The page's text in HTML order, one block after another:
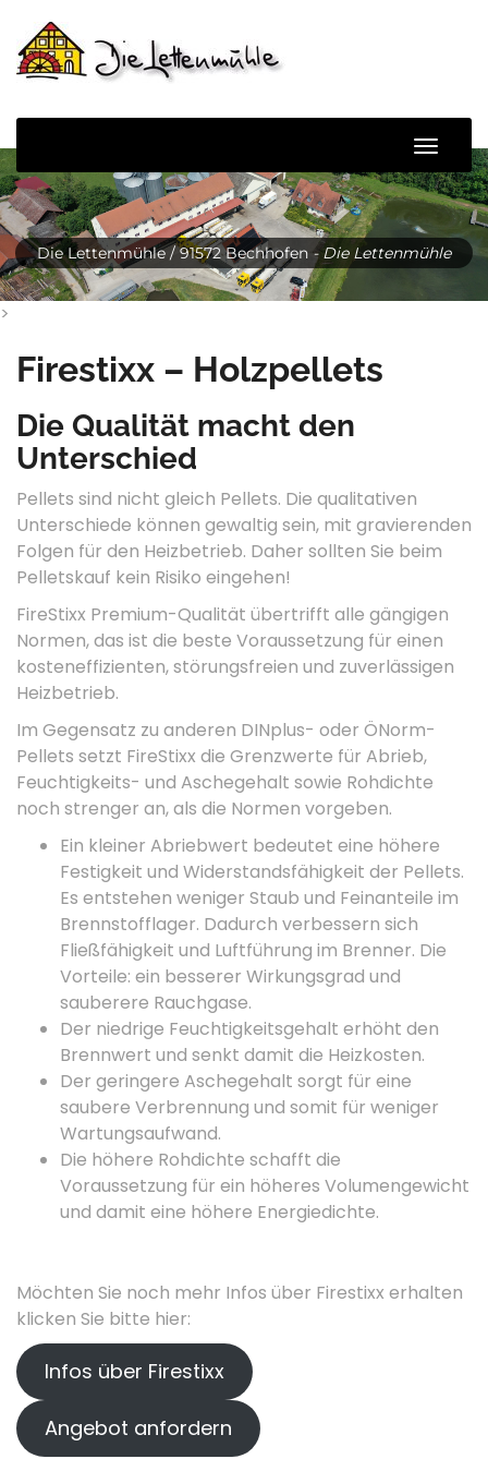
Inhalt
springen
Die Lettenmühle / 91572 Bechhofen - Die Lettenmühle
>
Firestixx – Holzpellets
Die Qualität macht den
Unterschied
Pellets sind nicht gleich Pellets. Die qualitativen
Unterschiede können gewaltig sein, mit gravierenden
Folgen für den Heizbetrieb. Daher sollten Sie beim
Pelletskauf kein Risiko eingehen!
FireStixx Premium-Qualität übertrifft alle gängigen
Normen, das ist die beste Voraussetzung für einen
kosteneffizienten, störungsfreien und zuverlässigen
Heizbetrieb.
Im Gegensatz zu anderen DINplus- oder ÖNorm-
Pellets setzt FireStixx die Grenzwerte für Abrieb,
Feuchtigkeits- und Aschegehalt sowie Rohdichte
noch strenger an, als die Normen vorgeben.
Ein kleiner Abriebwert bedeutet eine höhere
Festigkeit und Widerstandsfähigkeit der Pellets.
Es entstehen weniger Staub und Feinanteile im
Brennstofflager. Dadurch verbessern sich
Fließfähigkeit und Luftführung im Brenner. Die
Vorteile: ein besserer Wirkungsgrad und
sauberere Rauchgase.
Der niedrige Feuchtigkeitsgehalt erhöht den
Brennwert und senkt damit die Heizkosten.
Der geringere Aschegehalt sorgt für eine
saubere Verbrennung und somit für weniger
Wartungsaufwand.
Die höhere Rohdichte schafft die
Voraussetzung für ein höheres Volumengewicht
und damit eine höhere Energiedichte.
Möchten Sie noch mehr Infos über Firestixx erhalten
klicken Sie bitte hier:
Infos über Firestixx
Angebot anfordern